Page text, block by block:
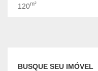
120m²
BUSQUE SEU IMÓVEL